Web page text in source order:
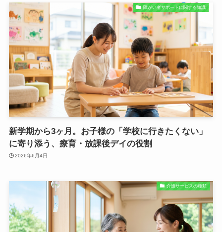
障がい者サポートに関する知識
新学期から3ヶ月。お子様の「学校に行きたくない」
に寄り添う、療育・放課後デイの役割
2026年6月4日
介護サービスの種類